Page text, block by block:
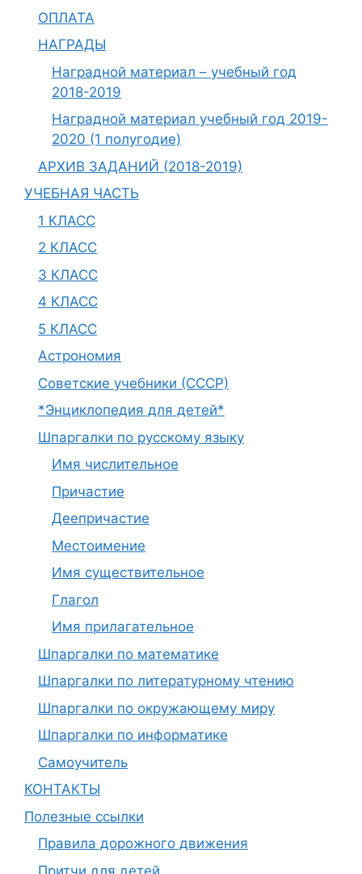
ОПЛАТА
НАГРАДЫ
Наградной материал – учебный год
2018-2019
Наградной материал учебный год 2019-
2020 (1 полугодие)
АРХИВ ЗАДАНИЙ (2018-2019)
УЧЕБНАЯ ЧАСТЬ
1 КЛАСС
2 КЛАСС
3 КЛАСС
4 КЛАСС
5 КЛАСС
Астрономия
Советские учебники (СССР)
*Энциклопедия для детей*
Шпаргалки по русскому языку
Имя числительное
Причастие
Деепричастие
Местоимение
Имя существительное
Глагол
Имя прилагательное
Шпаргалки по математике
Шпаргалки по литературному чтению
Шпаргалки по окружающему миру
Шпаргалки по информатике
Самоучитель
КОНТАКТЫ
Полезные ссылки
Правила дорожного движения
Притчи для детей